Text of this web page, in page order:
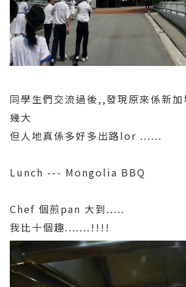
同學生們交流過後,,發現原來係新
幾大
但人地真係多好多出路lor ......
Lunch --- Mongolia BBQ
Chef 個煎pan 大到.....
我比十個趣.......!!!!